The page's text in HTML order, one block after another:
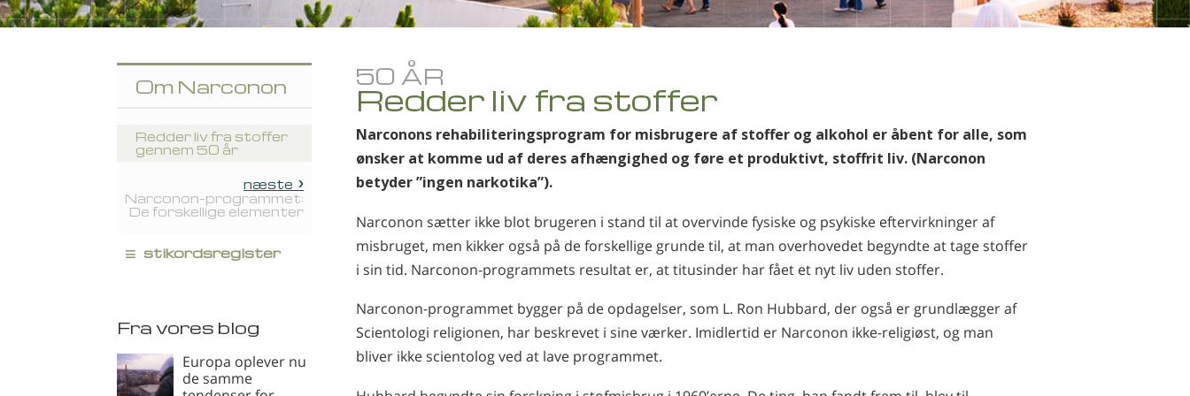
Svensk
Kinesisk
Nepalesisk
Ukrainsk
Tyrkisk
50 ÅR
Redder liv fra stoffer
Narconons rehabiliteringsprogram for misbrugere af stoffer og alkohol er åbent for alle, som
ønsker at komme ud af deres afhængighed og føre et produktivt, stoffrit liv. (Narconon
betyder ”ingen narkotika”).
Narconon sætter ikke blot brugeren i stand til at overvinde fysiske og psykiske eftervirkninger af
misbruget, men kikker også på de forskellige grunde til, at man overhovedet begyndte at tage stoffer
i sin tid. Narconon-programmets resultat er, at titusinder har fået et nyt liv uden stoffer.
Narconon-programmet bygger på de opdagelser, som L. Ron Hubbard, der også er grundlægger af
Scientologi religionen, har beskrevet i sine værker. Imidlertid er Narconon ikke-religiøst, og man
bliver ikke scientolog ved at lave programmet.
Om Narconon
Redder liv fra stoffer
gennem 50 år
næste
Narconon-programmet:
De forskellige elementer
≡ stikordsregister
Fra vores blog
Europa oplever nu
de samme